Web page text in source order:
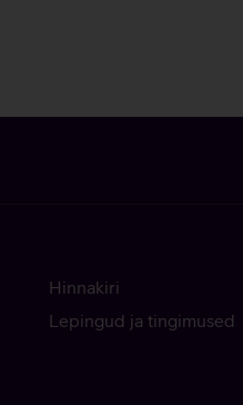
Hinnakiri
Lepingud ja tingimused